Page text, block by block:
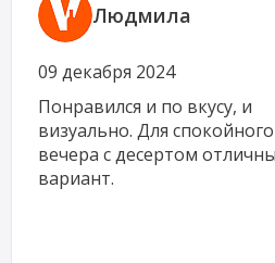
Людмила
09 декабря 2024
Понравился и по вкусу, и
визуально. Для спокойного
вечера с десертом
вариант.